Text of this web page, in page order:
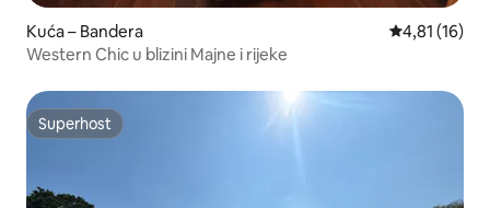
Kuća – Bandera Prosječna
4,81 (16)
Western Chic u blizini Majne i rijeke
Superhost
Superhost